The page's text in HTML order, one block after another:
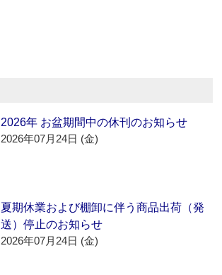
2026年 お盆期間中の休刊のお知らせ
2026年07月24日 (金)
夏期休業および棚卸に伴う商品出荷（発
送）停止のお知らせ
2026年07月24日 (金)